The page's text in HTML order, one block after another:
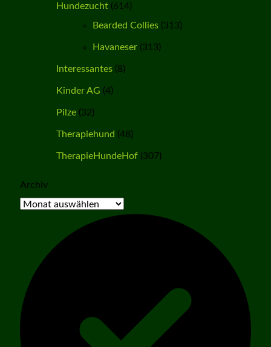
Hundezucht(614)
Bearded Collies(313)
Havaneser(313)
Interessantes(8)
Kinder AG (4)
Pilze(32)
Therapiehund (48)
TherapieHundeHof(307)
Archiv